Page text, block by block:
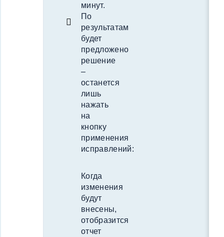
минут.
По
результатам
будет
предложено
решение
–
останется
лишь
нажать
на
кнопку
применения
исправлений:
Когда
изменения
будут
внесены,
отобразится
отчет